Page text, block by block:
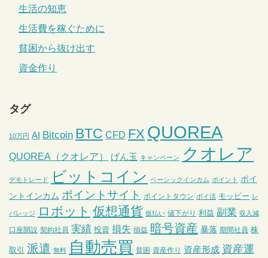
生活の知恵
生活費を稼ぐために
貧困から抜け出す
資金作り
タグ
10万円 AI Bitcoin BTC CFD FX QUOREA
QUOREA（クオレア） げん玉 キャンペーン クオレア
デモトレード ビットコイン ベーシックインカム ポイント ポイ
ントインカム ポイントサイト ポイントタウン ポイ活 モッピー レ
バレッジ ロボット 仮想通貨 仮払い 値下がり 利益 副業 収入減
口座開設 契約社員 実績 投資 損失 損益 暗号資産 暴落 期間社員 株
取引 派遣 無料 自動売買 貧困 資産作り 資産形成 資産運